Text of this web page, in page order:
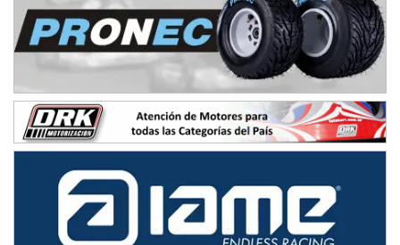
SUR SANTAFESINO - F4
José Samuel Sánchez (Tierra)
Rufino (Santa Fe)
Juan Navarro (Asfalto)
El Timbó (Tucumán)
COBERTURA ESPECIAL DE E-KART.COM.AR
IAME SERIES ARGENTINA 6
Ramiro Tot (Asfalto)
Baradero (Buenos Aires)